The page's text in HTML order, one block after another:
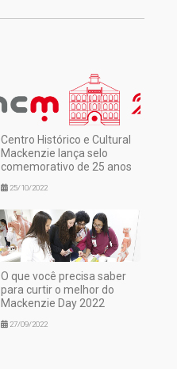
Centro Histórico e Cultural
Mackenzie lança selo
comemorativo de 25 anos
25/10/2022
O que você precisa saber
para curtir o melhor do
Mackenzie Day 2022
27/09/2022